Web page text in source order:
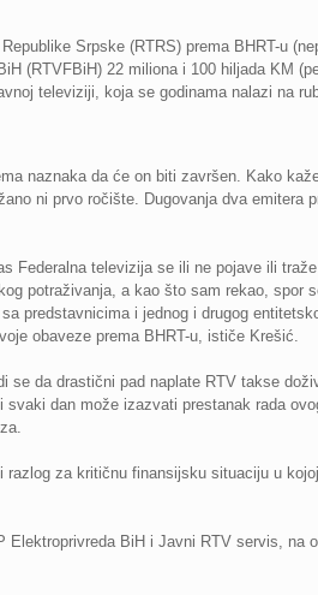
Srpske (RTRS) prema BHRT-u
(RTVFBiH) 22 miliona i 100 hiljada KM
televiziji, koja se godinama nalazi na
naznaka da će on biti završen. Kako
ni prvo ročište. Dugovanja dva emitera
Federalna televizija se ili ne pojave ili
potraživanja, a kao što sam rekao,
predstavnicima i jednog i drugog
obaveze prema BHRT-u, ističe Krešić.
se da drastični pad naplate RTV takse
dan može izazvati prestanak rada
za kritičnu finansijsku situaciju u
Elektroprivreda BiH i Javni RTV servis, na